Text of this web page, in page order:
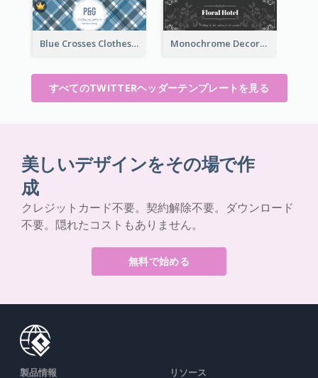
Blue Crosses Clothes Store Twitter Header Monochrome Decorated Hotel Twitter Header
すべてのTWITTERヘッダーテンプレートを見る
美しいデザインをその場で作
成
クレジットカード不要。契約解除不要。ダウンロード
不要。隠れたコストもありません。
無料で始める
製品情報 リソース